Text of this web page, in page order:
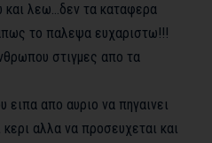
και λεω…δεν τα καταφερα
το παλεψα ευχαριστω!!!
στιγμες απο τα
ειπα απο αυριο να πηγαινει
κερι αλλα να προσευχεται και